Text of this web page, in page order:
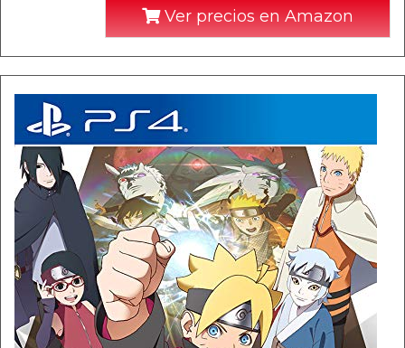
Ver precios en Amazon